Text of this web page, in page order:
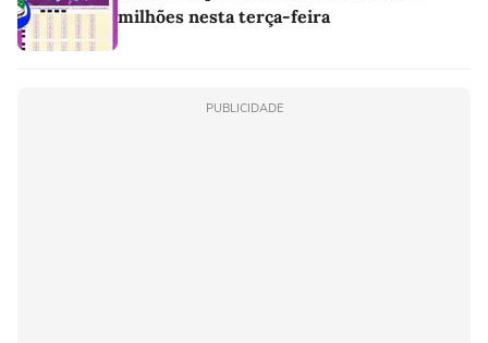
milhões nesta terça-feira
PUBLICIDADE